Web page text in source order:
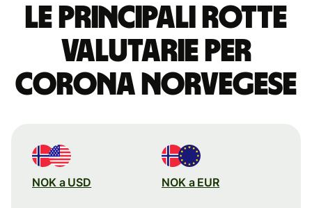
Le principali rotte
valutarie per
corona norvegese
NOK a USD NOK a EUR